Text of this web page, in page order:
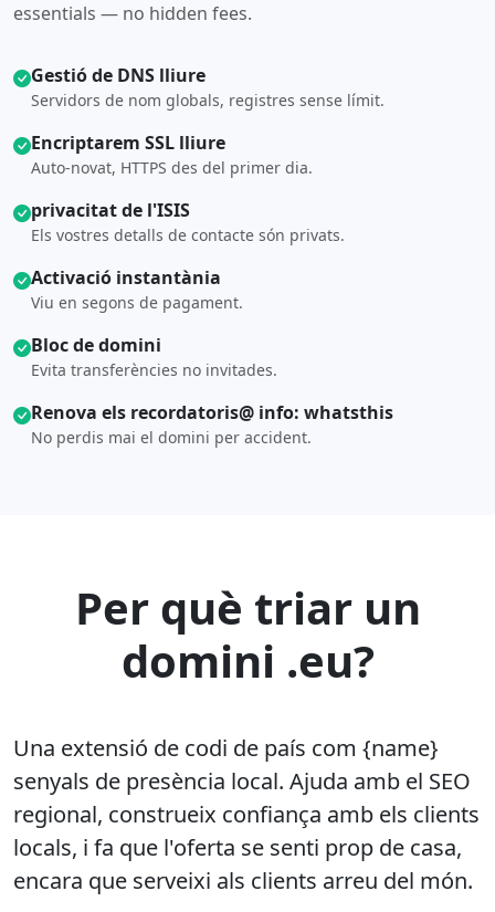
essentials — no hidden fees.
Gestió de DNS lliure
Servidors de nom globals, registres sense límit.
Encriptarem SSL lliure
Auto-novat, HTTPS des del primer dia.
privacitat de l'ISIS
Els vostres detalls de contacte són privats.
Activació instantània
Viu en segons de pagament.
Bloc de domini
Evita transferències no invitades.
Renova els recordatoris@ info: whatsthis
No perdis mai el domini per accident.
Per què triar un
domini .eu?
Una extensió de codi de país com {name}
senyals de presència local. Ajuda amb el SEO
regional, construeix confiança amb els clients
locals, i fa que l'oferta se senti prop de casa,
encara que serveixi als clients arreu del món.